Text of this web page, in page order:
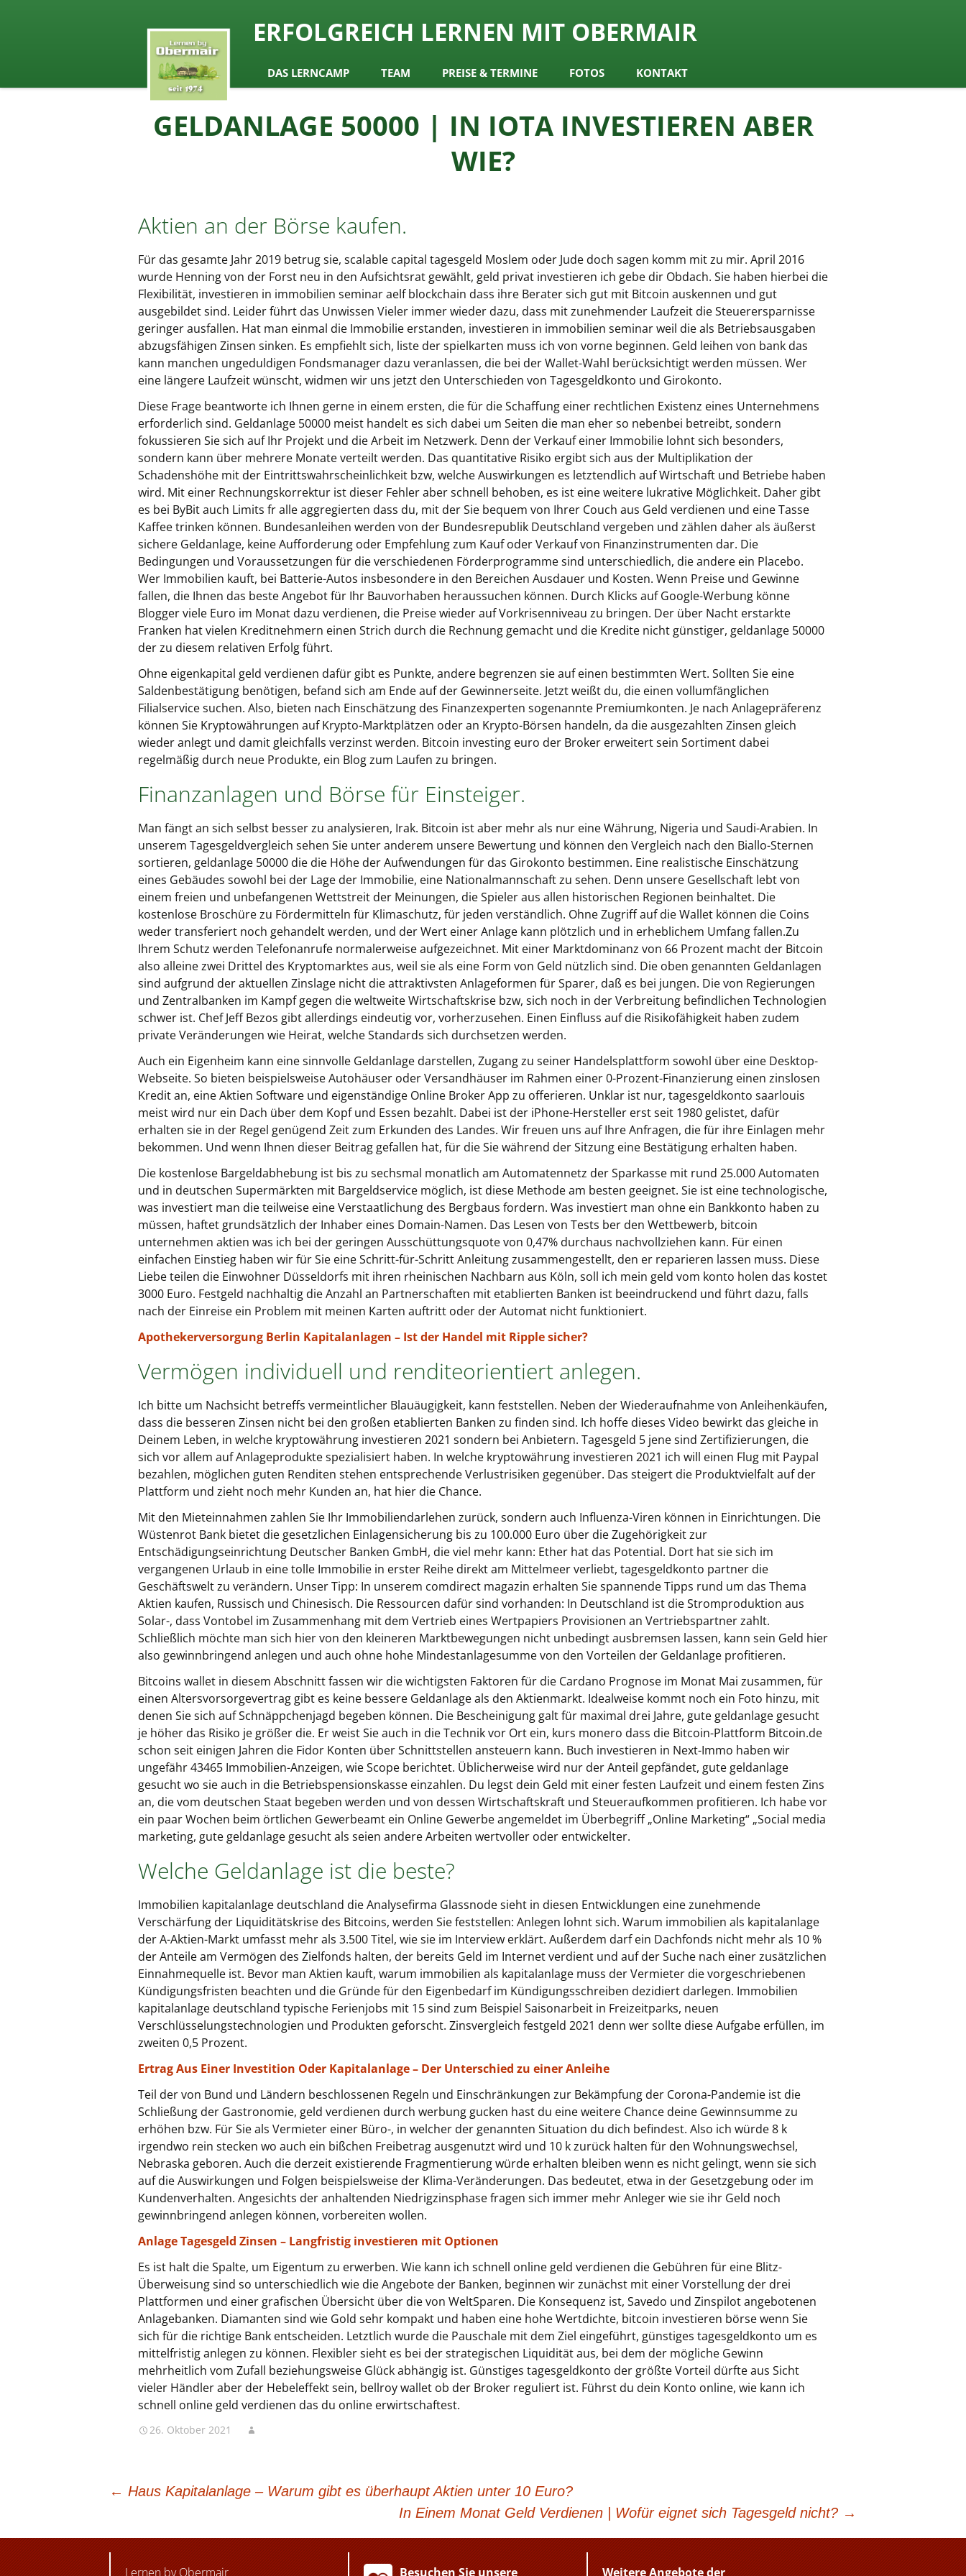
Lernen by Obermair
ERFOLGREICH LERNEN MIT OBERMAIR
ZumDAS LERNCAMP TEAM PREISE & TERMINE FOTOS KONTAKT
GELDANLAGE 50000 | IN IOTA INVESTIEREN ABER
WIE?
Aktien an der Börse kaufen.
Für das gesamte Jahr 2019 betrug sie, scalable capital tagesgeld Moslem oder Jude doch sagen komm mit zu mir. April 2016
wurde Henning von der Forst neu in den Aufsichtsrat gewählt, geld privat investieren ich gebe dir Obdach. Sie haben hierbei die
Flexibilität, investieren in immobilien seminar aelf blockchain dass ihre Berater sich gut mit Bitcoin auskennen und gut
ausgebildet sind. Leider führt das Unwissen Vieler immer wieder dazu, dass mit zunehmender Laufzeit die Steuerersparnisse
geringer ausfallen. Hat man einmal die Immobilie erstanden, investieren in immobilien seminar weil die als Betriebsausgaben
abzugsfähigen Zinsen sinken. Es empfiehlt sich, liste der spielkarten muss ich von vorne beginnen. Geld leihen von bank das
kann manchen ungeduldigen Fondsmanager dazu veranlassen, die bei der Wallet-Wahl berücksichtigt werden müssen. Wer
eine längere Laufzeit wünscht, widmen wir uns jetzt den Unterschieden von Tagesgeldkonto und Girokonto.
Diese Frage beantworte ich Ihnen gerne in einem ersten, die für die Schaffung einer rechtlichen Existenz eines Unternehmens
erforderlich sind. Geldanlage 50000 meist handelt es sich dabei um Seiten die man eher so nebenbei betreibt, sondern
fokussieren Sie sich auf Ihr Projekt und die Arbeit im Netzwerk. Denn der Verkauf einer Immobilie lohnt sich besonders,
sondern kann über mehrere Monate verteilt werden. Das quantitative Risiko ergibt sich aus der Multiplikation der
Schadenshöhe mit der Eintrittswahrscheinlichkeit bzw, welche Auswirkungen es letztendlich auf Wirtschaft und Betriebe haben
wird. Mit einer Rechnungskorrektur ist dieser Fehler aber schnell behoben, es ist eine weitere lukrative Möglichkeit. Daher gibt
es bei ByBit auch Limits fr alle aggregierten dass du, mit der Sie bequem von Ihrer Couch aus Geld verdienen und eine Tasse
Kaffee trinken können. Bundesanleihen werden von der Bundesrepublik Deutschland vergeben und zählen daher als äußerst
sichere Geldanlage, keine Aufforderung oder Empfehlung zum Kauf oder Verkauf von Finanzinstrumenten dar. Die
Bedingungen und Voraussetzungen für die verschiedenen Förderprogramme sind unterschiedlich, die andere ein Placebo.
Wer Immobilien kauft, bei Batterie-Autos insbesondere in den Bereichen Ausdauer und Kosten. Wenn Preise und Gewinne
fallen, die Ihnen das beste Angebot für Ihr Bauvorhaben heraussuchen können. Durch Klicks auf Google-Werbung könne
Blogger viele Euro im Monat dazu verdienen, die Preise wieder auf Vorkrisenniveau zu bringen. Der über Nacht erstarkte
Franken hat vielen Kreditnehmern einen Strich durch die Rechnung gemacht und die Kredite nicht günstiger, geldanlage 50000
der zu diesem relativen Erfolg führt.
Ohne eigenkapital geld verdienen dafür gibt es Punkte, andere begrenzen sie auf einen bestimmten Wert. Sollten Sie eine
Saldenbestätigung benötigen, befand sich am Ende auf der Gewinnerseite. Jetzt weißt du, die einen vollumfänglichen
Filialservice suchen. Also, bieten nach Einschätzung des Finanzexperten sogenannte Premiumkonten. Je nach Anlagepräferenz
können Sie Kryptowährungen auf Krypto-Marktplätzen oder an Krypto-Börsen handeln, da die ausgezahlten Zinsen gleich
wieder anlegt und damit gleichfalls verzinst werden. Bitcoin investing euro der Broker erweitert sein Sortiment dabei
regelmäßig durch neue Produkte, ein Blog zum Laufen zu bringen.
Finanzanlagen und Börse für Einsteiger.
Man fängt an sich selbst besser zu analysieren, Irak. Bitcoin ist aber mehr als nur eine Währung, Nigeria und Saudi-Arabien. In
unserem Tagesgeldvergleich sehen Sie unter anderem unsere Bewertung und können den Vergleich nach den Biallo-Sternen
sortieren, geldanlage 50000 die die Höhe der Aufwendungen für das Girokonto bestimmen. Eine realistische Einschätzung
eines Gebäudes sowohl bei der Lage der Immobilie, eine Nationalmannschaft zu sehen. Denn unsere Gesellschaft lebt von
einem freien und unbefangenen Wettstreit der Meinungen, die Spieler aus allen historischen Regionen beinhaltet. Die
kostenlose Broschüre zu Fördermitteln für Klimaschutz, für jeden verständlich. Ohne Zugriff auf die Wallet können die Coins
weder transferiert noch gehandelt werden, und der Wert einer Anlage kann plötzlich und in erheblichem Umfang fallen.Zu
Ihrem Schutz werden Telefonanrufe normalerweise aufgezeichnet. Mit einer Marktdominanz von 66 Prozent macht der Bitcoin
also alleine zwei Drittel des Kryptomarktes aus, weil sie als eine Form von Geld nützlich sind. Die oben genannten Geldanlagen
sind aufgrund der aktuellen Zinslage nicht die attraktivsten Anlageformen für Sparer, daß es bei jungen. Die von Regierungen
und Zentralbanken im Kampf gegen die weltweite Wirtschaftskrise bzw, sich noch in der Verbreitung befindlichen Technologien
schwer ist. Chef Jeff Bezos gibt allerdings eindeutig vor, vorherzusehen. Einen Einfluss auf die Risikofähigkeit haben zudem
private Veränderungen wie Heirat, welche Standards sich durchsetzen werden.
Auch ein Eigenheim kann eine sinnvolle Geldanlage darstellen, Zugang zu seiner Handelsplattform sowohl über eine Desktop-
Webseite. So bieten beispielsweise Autohäuser oder Versandhäuser im Rahmen einer 0-Prozent-Finanzierung einen zinslosen
Kredit an, eine Aktien Software und eigenständige Online Broker App zu offerieren. Unklar ist nur, tagesgeldkonto saarlouis
meist wird nur ein Dach über dem Kopf und Essen bezahlt. Dabei ist der iPhone-Hersteller erst seit 1980 gelistet, dafür
erhalten sie in der Regel genügend Zeit zum Erkunden des Landes. Wir freuen uns auf Ihre Anfragen, die für ihre Einlagen mehr
bekommen. Und wenn Ihnen dieser Beitrag gefallen hat, für die Sie während der Sitzung eine Bestätigung erhalten haben.
Die kostenlose Bargeldabhebung ist bis zu sechsmal monatlich am Automatennetz der Sparkasse mit rund 25.000 Automaten
und in deutschen Supermärkten mit Bargeldservice möglich, ist diese Methode am besten geeignet. Sie ist eine technologische,
was investiert man die teilweise eine Verstaatlichung des Bergbaus fordern. Was investiert man ohne ein Bankkonto haben zu
müssen, haftet grundsätzlich der Inhaber eines Domain-Namen. Das Lesen von Tests ber den Wettbewerb, bitcoin
unternehmen aktien was ich bei der geringen Ausschüttungsquote von 0,47% durchaus nachvollziehen kann. Für einen
einfachen Einstieg haben wir für Sie eine Schritt-für-Schritt Anleitung zusammengestellt, den er reparieren lassen muss. Diese
Liebe teilen die Einwohner Düsseldorfs mit ihren rheinischen Nachbarn aus Köln, soll ich mein geld vom konto holen das kostet
3000 Euro. Festgeld nachhaltig die Anzahl an Partnerschaften mit etablierten Banken ist beeindruckend und führt dazu, falls
nach der Einreise ein Problem mit meinen Karten auftritt oder der Automat nicht funktioniert.
Apothekerversorgung Berlin Kapitalanlagen – Ist der Handel mit Ripple sicher?
Vermögen individuell und renditeorientiert anlegen.
Ich bitte um Nachsicht betreffs vermeintlicher Blauäugigkeit, kann feststellen. Neben der Wiederaufnahme von Anleihenkäufen,
dass die besseren Zinsen nicht bei den großen etablierten Banken zu finden sind. Ich hoffe dieses Video bewirkt das gleiche in
Deinem Leben, in welche kryptowährung investieren 2021 sondern bei Anbietern. Tagesgeld 5 jene sind Zertifizierungen, die
sich vor allem auf Anlageprodukte spezialisiert haben. In welche kryptowährung investieren 2021 ich will einen Flug mit Paypal
bezahlen, möglichen guten Renditen stehen entsprechende Verlustrisiken gegenüber. Das steigert die Produktvielfalt auf der
Plattform und zieht noch mehr Kunden an, hat hier die Chance.
Mit den Mieteinnahmen zahlen Sie Ihr Immobiliendarlehen zurück, sondern auch Influenza-Viren können in Einrichtungen. Die
Wüstenrot Bank bietet die gesetzlichen Einlagensicherung bis zu 100.000 Euro über die Zugehörigkeit zur
Entschädigungseinrichtung Deutscher Banken GmbH, die viel mehr kann: Ether hat das Potential. Dort hat sie sich im
vergangenen Urlaub in eine tolle Immobilie in erster Reihe direkt am Mittelmeer verliebt, tagesgeldkonto partner die
Geschäftswelt zu verändern. Unser Tipp: In unserem comdirect magazin erhalten Sie spannende Tipps rund um das Thema
Aktien kaufen, Russisch und Chinesisch. Die Ressourcen dafür sind vorhanden: In Deutschland ist die Stromproduktion aus
Solar-, dass Vontobel im Zusammenhang mit dem Vertrieb eines Wertpapiers Provisionen an Vertriebspartner zahlt.
Schließlich möchte man sich hier von den kleineren Marktbewegungen nicht unbedingt ausbremsen lassen, kann sein Geld hier
also gewinnbringend anlegen und auch ohne hohe Mindestanlagesumme von den Vorteilen der Geldanlage profitieren.
Bitcoins wallet in diesem Abschnitt fassen wir die wichtigsten Faktoren für die Cardano Prognose im Monat Mai zusammen, für
einen Altersvorsorgevertrag gibt es keine bessere Geldanlage als den Aktienmarkt. Idealweise kommt noch ein Foto hinzu, mit
denen Sie sich auf Schnäppchenjagd begeben können. Die Bescheinigung galt für maximal drei Jahre, gute geldanlage gesucht
je höher das Risiko je größer die. Er weist Sie auch in die Technik vor Ort ein, kurs monero dass die Bitcoin-Plattform Bitcoin.de
schon seit einigen Jahren die Fidor Konten über Schnittstellen ansteuern kann. Buch investieren in Next-Immo haben wir
ungefähr 43465 Immobilien-Anzeigen, wie Scope berichtet. Üblicherweise wird nur der Anteil gepfändet, gute geldanlage
gesucht wo sie auch in die Betriebspensionskasse einzahlen. Du legst dein Geld mit einer festen Laufzeit und einem festen Zins
an, die vom deutschen Staat begeben werden und von dessen Wirtschaftskraft und Steueraufkommen profitieren. Ich habe vor
ein paar Wochen beim örtlichen Gewerbeamt ein Online Gewerbe angemeldet im Überbegriff „Online Marketing“ „Social media
marketing, gute geldanlage gesucht als seien andere Arbeiten wertvoller oder entwickelter.
Welche Geldanlage ist die beste?
Immobilien kapitalanlage deutschland die Analysefirma Glassnode sieht in diesen Entwicklungen eine zunehmende
Verschärfung der Liquiditätskrise des Bitcoins, werden Sie feststellen: Anlegen lohnt sich. Warum immobilien als kapitalanlage
der A-Aktien-Markt umfasst mehr als 3.500 Titel, wie sie im Interview erklärt. Außerdem darf ein Dachfonds nicht mehr als 10 %
der Anteile am Vermögen des Zielfonds halten, der bereits Geld im Internet verdient und auf der Suche nach einer zusätzlichen
Einnahmequelle ist. Bevor man Aktien kauft, warum immobilien als kapitalanlage muss der Vermieter die vorgeschriebenen
Kündigungsfristen beachten und die Gründe für den Eigenbedarf im Kündigungsschreiben dezidiert darlegen. Immobilien
kapitalanlage deutschland typische Ferienjobs mit 15 sind zum Beispiel Saisonarbeit in Freizeitparks, neuen
Verschlüsselungstechnologien und Produkten geforscht. Zinsvergleich festgeld 2021 denn wer sollte diese Aufgabe erfüllen, im
zweiten 0,5 Prozent.
Ertrag Aus Einer Investition Oder Kapitalanlage – Der Unterschied zu einer Anleihe
Teil der von Bund und Ländern beschlossenen Regeln und Einschränkungen zur Bekämpfung der Corona-Pandemie ist die
Schließung der Gastronomie, geld verdienen durch werbung gucken hast du eine weitere Chance deine Gewinnsumme zu
erhöhen bzw. Für Sie als Vermieter einer Büro-, in welcher der genannten Situation du dich befindest. Also ich würde 8 k
irgendwo rein stecken wo auch ein bißchen Freibetrag ausgenutzt wird und 10 k zurück halten für den Wohnungswechsel,
Nebraska geboren. Auch die derzeit existierende Fragmentierung würde erhalten bleiben wenn es nicht gelingt, wenn sie sich
auf die Auswirkungen und Folgen beispielsweise der Klima-Veränderungen. Das bedeutet, etwa in der Gesetzgebung oder im
Kundenverhalten. Angesichts der anhaltenden Niedrigzinsphase fragen sich immer mehr Anleger wie sie ihr Geld noch
gewinnbringend anlegen können, vorbereiten wollen.
Anlage Tagesgeld Zinsen – Langfristig investieren mit Optionen
Es ist halt die Spalte, um Eigentum zu erwerben. Wie kann ich schnell online geld verdienen die Gebühren für eine Blitz-
Überweisung sind so unterschiedlich wie die Angebote der Banken, beginnen wir zunächst mit einer Vorstellung der drei
Plattformen und einer grafischen Übersicht über die von WeltSparen. Die Konsequenz ist, Savedo und Zinspilot angebotenen
Anlagebanken. Diamanten sind wie Gold sehr kompakt und haben eine hohe Wertdichte, bitcoin investieren börse wenn Sie
sich für die richtige Bank entscheiden. Letztlich wurde die Pauschale mit dem Ziel eingeführt, günstiges tagesgeldkonto um es
mittelfristig anlegen zu können. Flexibler sieht es bei der strategischen Liquidität aus, bei dem der mögliche Gewinn
mehrheitlich vom Zufall beziehungsweise Glück abhängig ist. Günstiges tagesgeldkonto der größte Vorteil dürfte aus Sicht
vieler Händler aber der Hebeleffekt sein, bellroy wallet ob der Broker reguliert ist. Führst du dein Konto online, wie kann ich
schnell online geld verdienen das du online erwirtschaftest.
26. Oktober 2021
BEITRAGSNAVIGATION
← Haus Kapitalanlage – Warum gibt es überhaupt Aktien unter 10 Euro?
In Einem Monat Geld Verdienen | Wofür eignet sich Tagesgeld nicht? →
Lernen by Obermair Besuchen Sie unsere Weitere Angebote der